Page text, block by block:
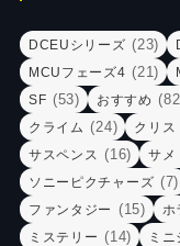
DCEUシリーズ (23)
MCUフェーズ4 (21)
SF (53) おすすめ
クライム (24) クリス
サスペンス (16) サメ
ソニーピクチャーズ (7)
ファンタジー (15) ホ
ミステリー (14) ミ